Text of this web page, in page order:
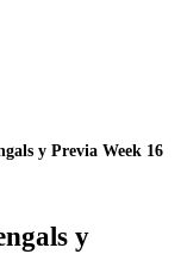
y Previa Week 16
y